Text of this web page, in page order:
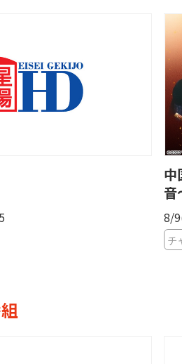
宮廷に響く復讐の鈴
マ・サスペンス・日本のうた
8/